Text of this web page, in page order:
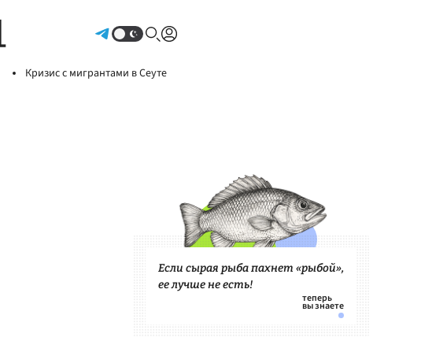
Кризис с мигрантами в Сеуте
Если сырая рыба пахнет «рыбой»,
ее лучше не есть!